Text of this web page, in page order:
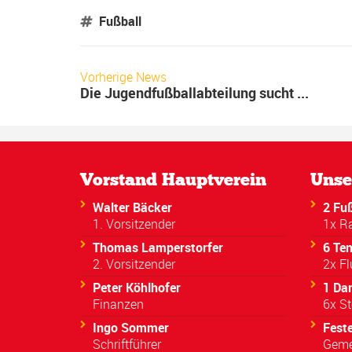
Fußball
Vorherige News
Die Jugendfußballabteilung sucht ...
Vorstand Hauptverein
Walter Bäcker
1. Vorsitzender
Thomas Lamperstorfer
2. Vorsitzender
Peter Köhlhofer
Finanzen
Ingo Sommer
Schriftführer
2
1x
6
2x
1
6x